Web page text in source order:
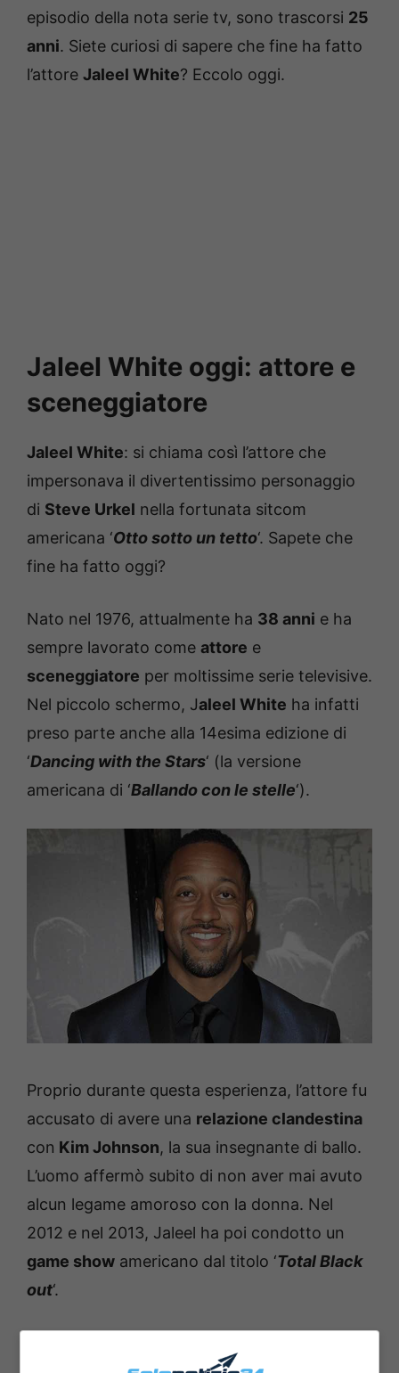
episodio della nota serie tv, sono trascorsi 25
anni. Siete curiosi di sapere che fine ha fatto
l’attore Jaleel White? Eccolo oggi.
Jaleel White oggi: attore e
sceneggiatore
Jaleel White: si chiama così l’attore che
impersonava il divertentissimo personaggio
di Steve Urkel nella fortunata sitcom
americana ‘Otto sotto un tetto‘. Sapete che
fine ha fatto oggi?
Nato nel 1976, attualmente ha 38 anni e ha
sempre lavorato come attore e
sceneggiatore per moltissime serie televisive.
Nel piccolo schermo, Jaleel White ha infatti
preso parte anche alla 14esima edizione di
‘Dancing with the Stars‘ (la versione
americana di ‘Ballando con le stelle‘).
Proprio durante questa esperienza, l’attore fu
accusato di avere una relazione clandestina
con Kim Johnson, la sua insegnante di ballo.
L’uomo affermò subito di non aver mai avuto
alcun legame amoroso con la donna. Nel
2012 e nel 2013, Jaleel ha poi condotto un
game show americano dal titolo ‘Total Black
out‘.